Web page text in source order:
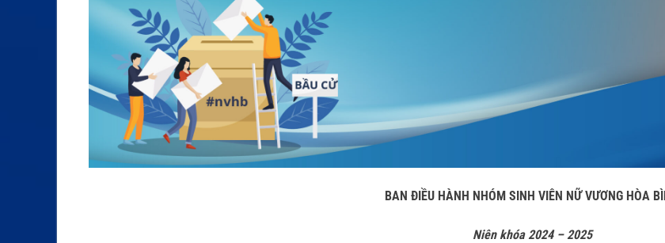
BAN ĐIỀU HÀNH NHÓM SINH VIÊN NỮ VƯƠNG HÒA
Niên khóa 2024 – 2025